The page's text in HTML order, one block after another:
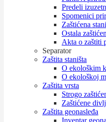
Predeli
Spomenici
Zaštićena
Ostala
Akta o zaštiti
Separator
Zaštita staništa
O ekološkim
O ekološkoj
Zaštita vrsta
Strogo
Zaštićene
Zaštita geonasleđa